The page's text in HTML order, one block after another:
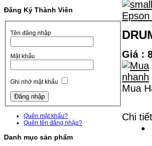
Đăng Ký Thành Viên
Tên đăng nhập
Mật khẩu
Ghi nhớ mật khẩu
Quên mật khẩu?
Quên tên đăng nhập?
Danh mục sản phẩm
Giá :
Mua
Chi tiết